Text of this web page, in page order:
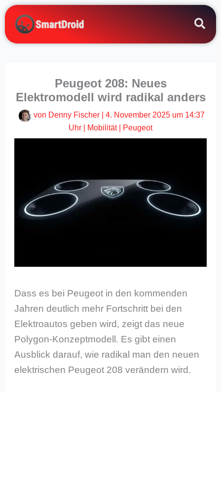
Zum
Inhalt
springen
Peugeot 208: Neues
Elektromodell wird radikal anders
von Denny Fischer
4. November 2025 um 14:37
Uhr
Mobilität| Peugeot
Dass es bei Peugeot in den kommenden
Jahren deutlich mehr Fortschritt bei den
Elektroautos geben wird, zeigt das neue
Polygon-Konzeptmodell. Es gibt einen
Ausblick darauf, wie radikal man den neuen
elektrischen Peugeot 208 verändern wird.